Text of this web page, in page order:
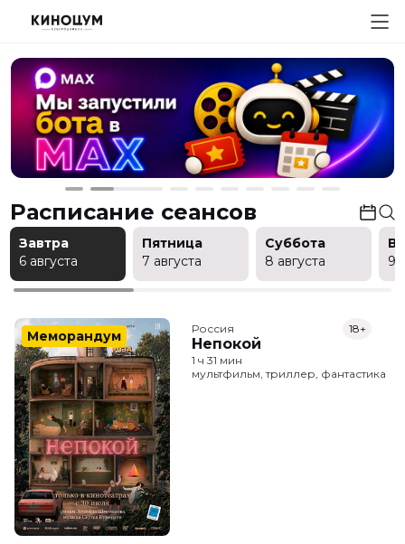
Расписание сеансов
Завтра
6 августа
Пятница
7 августа
Суббота
8 августа
9
Меморандум Россия
Непокой
18+
1 ч 31 мин
мультфильм, триллер, фантастика